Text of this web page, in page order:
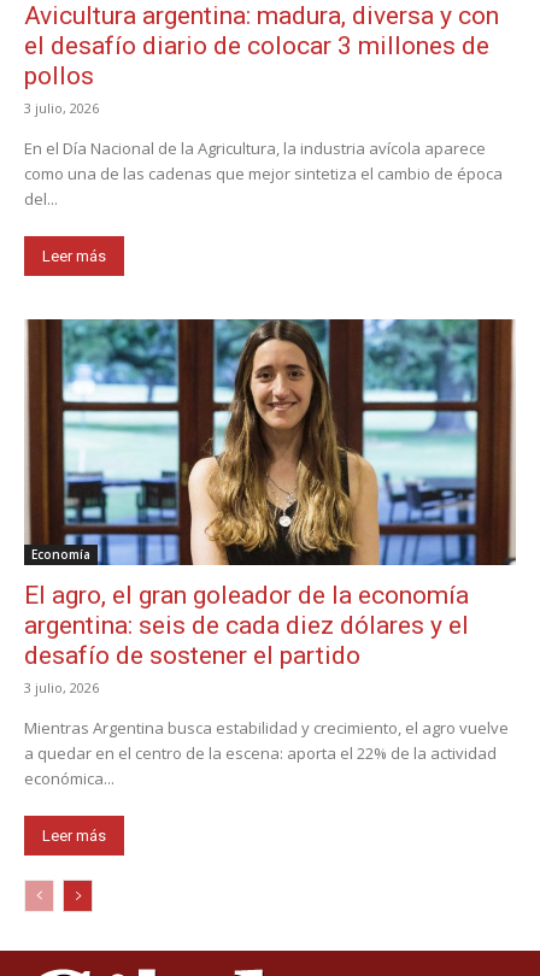
Avicultura argentina: madura, diversa y con
el desafío diario de colocar 3 millones de
pollos
3 julio, 2026
En el Día Nacional de la Agricultura, la industria avícola aparece
como una de las cadenas que mejor sintetiza el cambio de época
del...
Leer más
Economía
El agro, el gran goleador de la economía
argentina: seis de cada diez dólares y el
desafío de sostener el partido
3 julio, 2026
Mientras Argentina busca estabilidad y crecimiento, el agro vuelve
a quedar en el centro de la escena: aporta el 22% de la actividad
económica...
Leer más